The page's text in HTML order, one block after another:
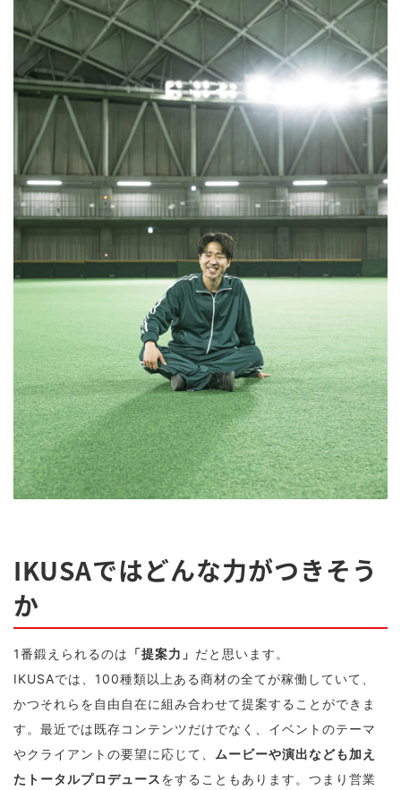
IKUSAではどんな力がつきそう
か
1番鍛えられるのは 「提案力」 だと思います。
IKUSAでは、100種類以上ある商材の全てが稼働していて、
かつそれらを自由自在に組み合わせて提案することができま
す。最近では既存コンテンツだけでなく、イベントのテーマ
やクライアントの要望に応じて、 ムービーや演出なども加え
たトータルプロデュースをすることもあります。つまり営業